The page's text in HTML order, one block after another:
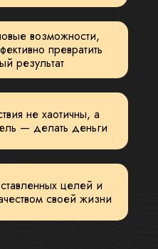
возможности,
превратить
результат
не хаотичны, а
— делать деньги
целей и
своей жизни